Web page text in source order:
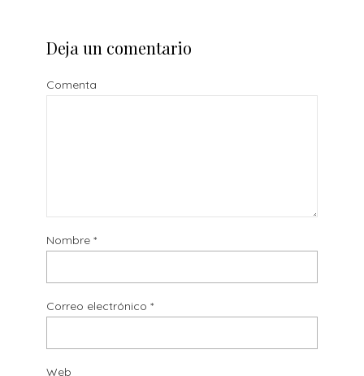
Deja un comentario
Comenta
Nombre *
Correo electrónico *
Web